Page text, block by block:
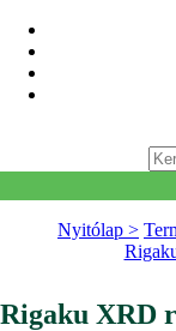
Nyitólap >
Rigaku XRD